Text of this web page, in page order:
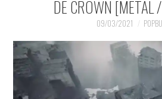
GABBA GABBA HEY !
LES LABELS
INDÉPENDANTS
DE CROWN [METAL
09/03/2021